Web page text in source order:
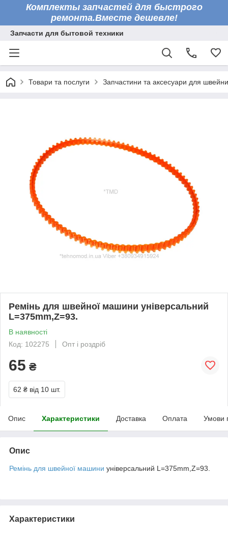
Комплекты запчастей для быстрого
ремонта.Вместе дешевле!
Запчасти для бытовой техники
Товари та послуги Запчастини та аксесуари для
Ремінь для швейної машини універсальний
L=375mm,Z=93.
В наявності
Код: 102275
Опт і роздріб
65 ₴
62 ₴ від 10 шт.
Опис Характеристики Доставка Оплата Умови
Опис
Ремінь для швейної машини універсальний L=375mm,Z=93.
Характеристики